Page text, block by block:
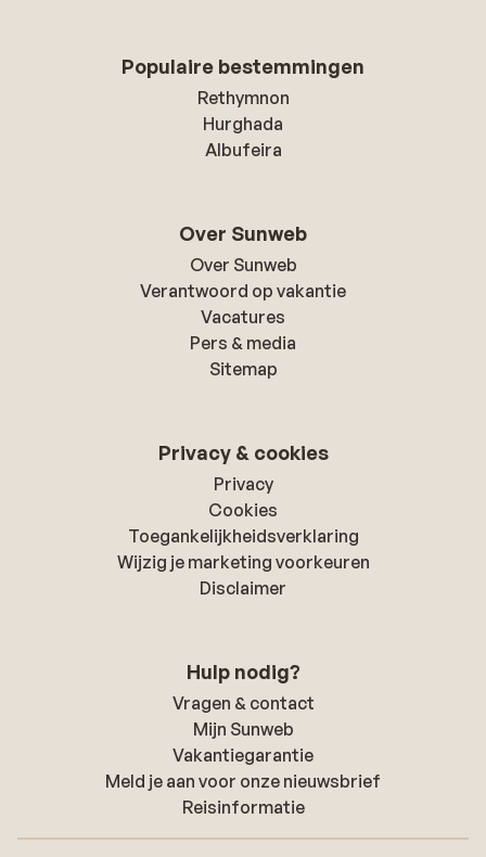
Populaire bestemmingen
Rethymnon
Hurghada
Albufeira
Over Sunweb
Over Sunweb
Verantwoord op vakantie
Vacatures
Pers & media
Sitemap
Privacy & cookies
Privacy
Cookies
Toegankelijkheidsverklaring
Wijzig je marketing voorkeuren
Disclaimer
Hulp nodig?
Vragen & contact
Mijn Sunweb
Vakantiegarantie
Meld je aan voor onze nieuwsbrief
Reisinformatie